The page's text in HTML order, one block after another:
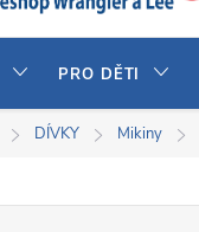
PRO DĚTI
DÍVKY Mikiny